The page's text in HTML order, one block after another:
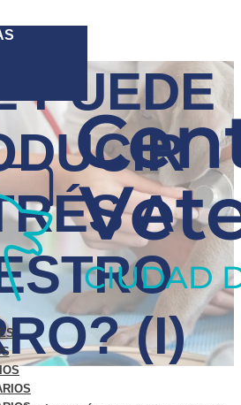
PUEDE
A
(I)